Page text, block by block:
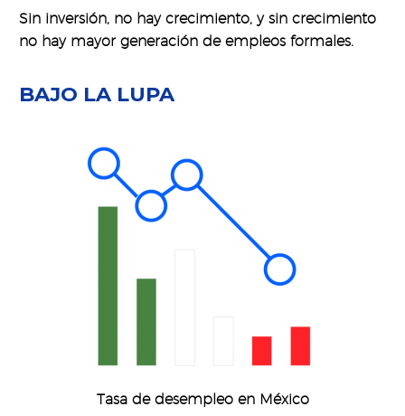
Sin inversión, no hay crecimiento, y sin crecimiento
no hay mayor generación de empleos formales.
BAJO LA LUPA
Tasa de desempleo en México